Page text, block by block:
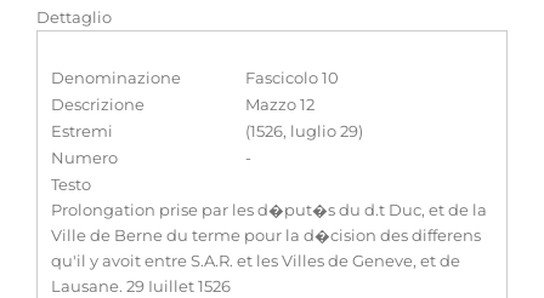
Dettaglio
Denominazione
Fascicolo 10
Descrizione
Mazzo 12
Estremi
(1526, luglio 29)
Numero
-
Testo
Prolongation prise par les d�put�s du d.t Duc, et de la
Ville de Berne du terme pour la d�cision des differens
qu'il y avoit entre S.A.R. et les Villes de Geneve, et de
Lausane. 29 Iuillet 1526